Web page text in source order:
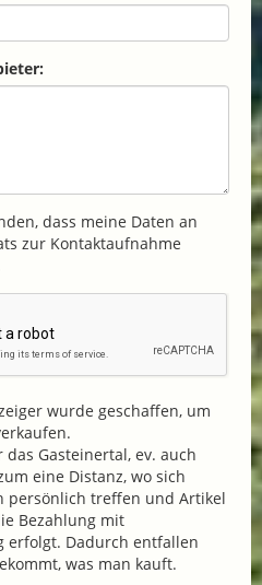
dass meine Daten an
zur Kontaktaufnahme
wurde geschaffen, um
Gasteinertal, ev. auch
eine Distanz, wo sich
persönlich treffen und Artikel
Bezahlung mit
erfolgt. Dadurch entfallen
was man kauft.